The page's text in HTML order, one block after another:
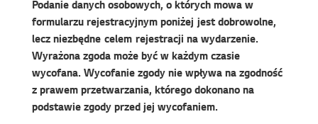
Podanie danych osobowych, o których mowa w
formularzu rejestracyjnym poniżej jest dobrowolne,
lecz niezbędne celem rejestracji na wydarzenie.
Wyrażona zgoda może być w każdym czasie
wycofana. Wycofanie zgody nie wpływa na zgodność
z prawem przetwarzania, którego dokonano na
podstawie zgody przed jej wycofaniem.